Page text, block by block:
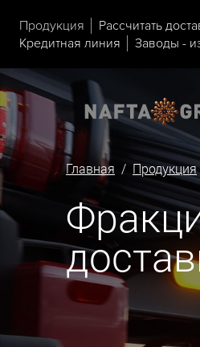
Продукция Рассчитать
Кредитная линия
Заводы -
Главная / Продукция